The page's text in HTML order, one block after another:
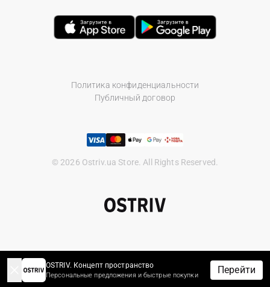
Политика конфиденциальности
Публичный договор
© 2026 Ostriv.ua Store. All Rights Reserved.
OSTRIV. Концепт пространство
Персональные предложения и быстрые покупки Перейти